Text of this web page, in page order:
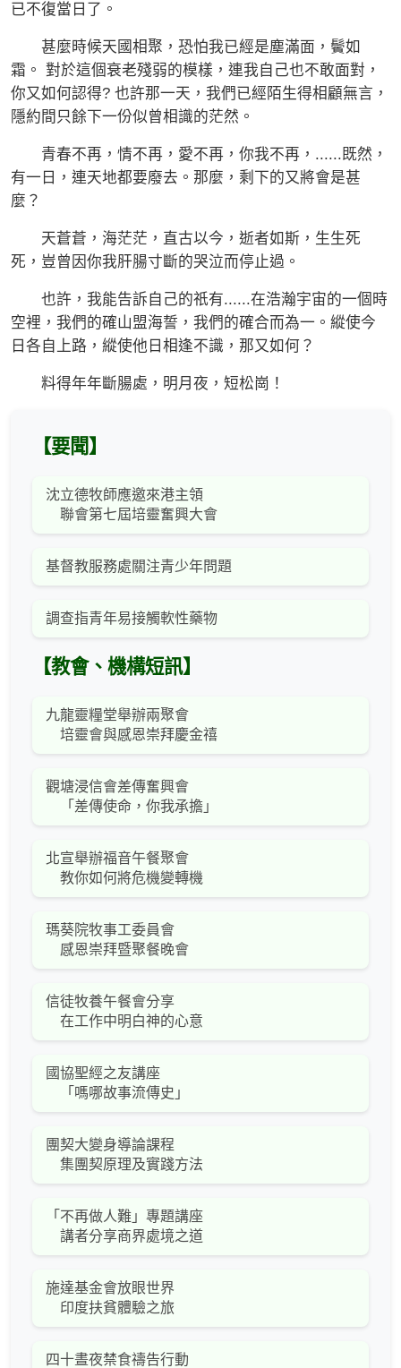
已不復當日了。
甚麼時候天國相聚，恐怕我已經是塵滿面，鬢如
霜。 對於這個衰老殘弱的模樣，連我自己也不敢面對，
你又如何認得? 也許那一天，我們已經陌生得相顧無言，
隱約間只餘下一份似曾相識的茫然。
青春不再，情不再，愛不再，你我不再，......既然，
有一日，連天地都要廢去。那麼，剩下的又將會是甚
麼？
天蒼蒼，海茫茫，直古以今，逝者如斯，生生死
死，豈曾因你我肝腸寸斷的哭泣而停止過。
也許，我能告訴自己的祇有......在浩瀚宇宙的一個時
空裡，我們的確山盟海誓，我們的確合而為一。縱使今
日各自上路，縱使他日相逢不識，那又如何？
料得年年斷腸處，明月夜，短松崗！
【要聞】
沈立德牧師應邀來港主領
聯會第七屆培靈奮興大會
基督教服務處關注青少年問題
調查指青年易接觸軟性藥物
【教會、機構短訊】
九龍靈糧堂舉辦兩聚會
培靈會與感恩崇拜慶金禧
觀塘浸信會差傳奮興會
「差傳使命，你我承擔」
北宣舉辦福音午餐聚會
教你如何將危機變轉機
瑪葵院牧事工委員會
感恩崇拜暨聚餐晚會
信徒牧養午餐會分享
在工作中明白神的心意
國協聖經之友講座
「嗎哪故事流傳史」
團契大變身導論課程
集團契原理及實踐方法
「不再做人難」專題講座
講者分享商界處境之道
施達基金會放眼世界
印度扶貧體驗之旅
四十晝夜禁食禱告行動